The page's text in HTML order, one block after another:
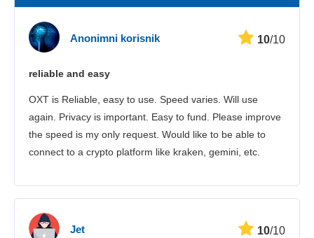
Korisnička služba
Anonimni korisnik 10/10
reliable and easy
OXT is Reliable, easy to use. Speed varies. Will use
again. Privacy is important. Easy to fund. Please improve
the speed is my only request. Would like to be able to
connect to a crypto platform like kraken, gemini, etc.
Jet 10/10